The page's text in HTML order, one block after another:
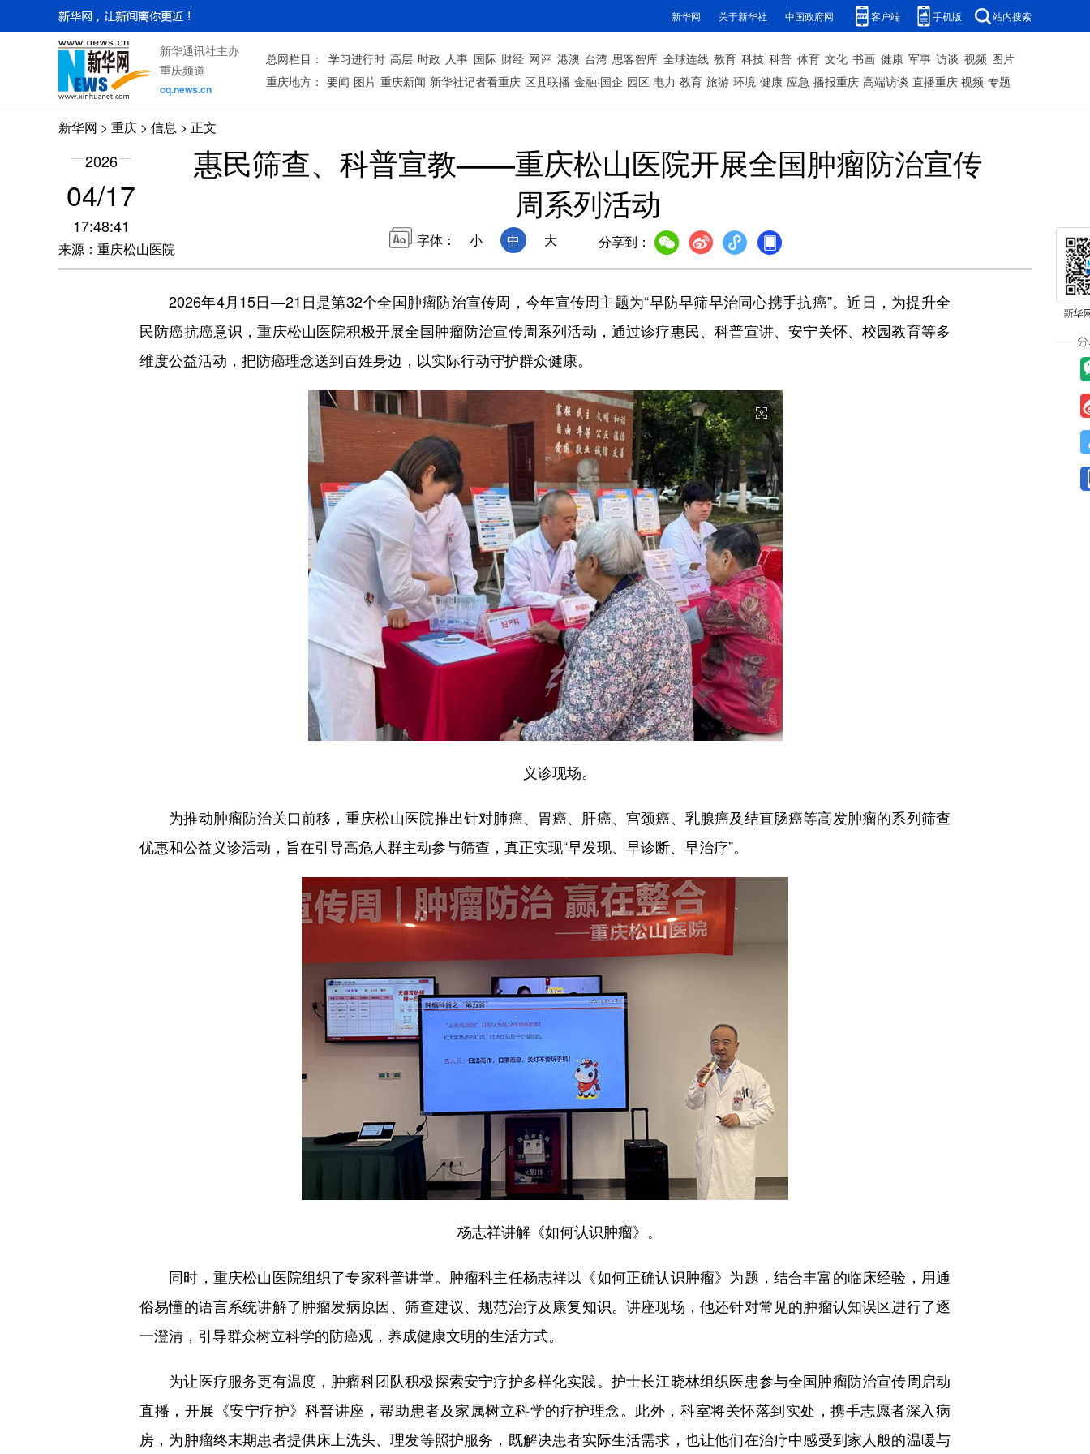
新华网 关于新华社 中国政府网 客户端 手机版 站内搜索
新华通讯社主办
重庆频道
cq.news.cn
总网栏目： 学习进行时 高层 时政 人事 国际 财经 网评 港澳 台湾 思客智库 全球连线 教育 科技 科普 体育 文化 书画 健康 军事 访谈 视频 图片
重庆地方： 要闻 图片 重庆新闻 新华社记者看重庆 区县联播 金融·国企 园区 电力 教育 旅游 环境 健康 应急 播报重庆 高端访谈 直播重庆 视频 专题
新华网 > 重庆 > 信息 > 正文
2026
04/17
17:48:41
来源：重庆松山医院
惠民筛查、科普宣教——重庆松山医院开展全国肿瘤防治宣传
周系列活动
字体： 小 中 大 分享到：
2026年4月15日—21日是第32个全国肿瘤防治宣传周，今年宣传周主题为“早防早筛早治同心携手抗癌”。近日，为提升全
民防癌抗癌意识，重庆松山医院积极开展全国肿瘤防治宣传周系列活动，通过诊疗惠民、科普宣讲、安宁关怀、校园教育等多
维度公益活动，把防癌理念送到百姓身边，以实际行动守护群众健康。
义诊现场。
为推动肿瘤防治关口前移，重庆松山医院推出针对肺癌、胃癌、肝癌、宫颈癌、乳腺癌及结直肠癌等高发肿瘤的系列筛查
优惠和公益义诊活动，旨在引导高危人群主动参与筛查，真正实现“早发现、早诊断、早治疗”。
杨志祥讲解《如何认识肿瘤》。
同时，重庆松山医院组织了专家科普讲堂。肿瘤科主任杨志祥以《如何正确认识肿瘤》为题，结合丰富的临床经验，用通
俗易懂的语言系统讲解了肿瘤发病原因、筛查建议、规范治疗及康复知识。讲座现场，他还针对常见的肿瘤认知误区进行了逐
一澄清，引导群众树立科学的防癌观，养成健康文明的生活方式。
为让医疗服务更有温度，肿瘤科团队积极探索安宁疗护多样化实践。护士长江晓林组织医患参与全国肿瘤防治宣传周启动
直播，开展《安宁疗护》科普讲座，帮助患者及家属树立科学的疗护理念。此外，科室将关怀落到实处，携手志愿者深入病
房，为肿瘤终末期患者提供床上洗头、理发等照护服务，既解决患者实际生活需求，也让他们在治疗中感受到家人般的温暖与